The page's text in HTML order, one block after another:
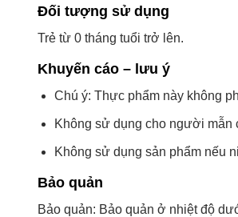
Đối tượng sử dụng
Trẻ từ 0 tháng tuổi trở lên.
Khuyến cáo – lưu ý
Chú ý: Thực phẩm này không
Không sử dụng cho người mẫn
Không sử dụng sản phẩm nếu
Bảo quản
Bảo quản: Bảo quản ở nhiệt độ